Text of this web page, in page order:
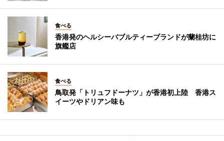
食べる
香港発のヘルシーバブルティーブランドが蘭桂坊に
旗艦店
食べる
鳥取発「トリュフドーナツ」が香港初上陸 香港ス
イーツやドリアン味も